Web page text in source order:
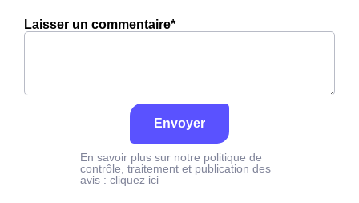
Laisser un commentaire*
Envoyer
En savoir plus sur notre politique de
contrôle, traitement et publication des
avis : cliquez ici